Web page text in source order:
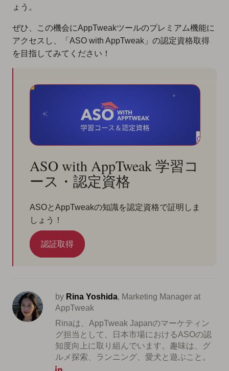
ょう。
ぜひ、この機会にAppTweakツールのプレミアム機能に
アクセスし、「ASO with AppTweak」の認定資格取得
を目指してみてください！
ASO with AppTweak 学習コ
ース・認定資格
ASOとAppTweakの知識を認定資格で証明しま
しょう！
認証取得
by Rina Yoshida, Marketing Manager at
AppTweak
Rinaは、AppTweak Japanのマーケティン
グ担当として、日本市場におけるASOの認
知度向上に取り組んでいます。趣味は、グ
ルメ探索、ランニング、愛犬と遊ぶこと。